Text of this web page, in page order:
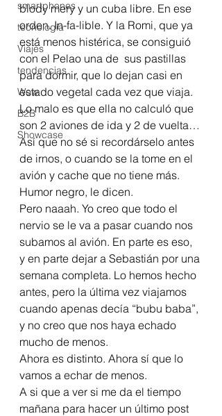
smartphones
tecnología
Viajes
tendencias
Wow
B2B
Showcase
blody mery y un cuba libre. En ese
orden. In-fa-lible. Y la Romi, que ya
está menos histérica, se consiguió
con el Pelao una de  sus pastillas
para dormir, que lo dejan casi en
estado vegetal cada vez que viaja.
Lo malo es que ella no calculó que
son 2 aviones de ida y 2 de vuelta…
Así que no sé si recordárselo antes
de irnos, o cuando se la tome en el
avión y cache que no tiene más.
Humor negro, le dicen.
Pero naaah. Yo creo que todo el
nervio se le va a pasar cuando nos
subamos al avión. En parte es eso,
y en parte dejar a Sebastián por una
semana completa. Lo hemos hecho
antes, pero la última vez viajamos
cuando apenas decía “bubu baba”,
y no creo que nos haya echado
mucho de menos.
Ahora es distinto. Ahora sí que lo
vamos a echar de menos.
A si que a ver si me da el tiempo
mañana para hacer un último post